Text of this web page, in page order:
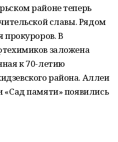
районе теперь
славы. Рядом
прокуроров. В
заложена
к 70-летию
района. Аллеи
«Сад памяти» появились